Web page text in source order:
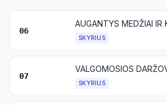
06
SKYRIUS
07
SKYRIUS